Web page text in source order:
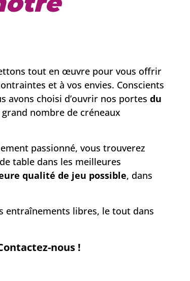
tout en œuvre pour vous offrir
et à vos envies. Conscients
avons choisi d’ouvrir nos portes du
nombre de créneaux
passionné, vous trouverez
table dans les meilleures
qualité de jeu possible, dans
entraînements libres, le tout dans
nous !